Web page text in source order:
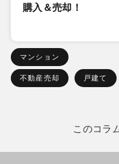
購入＆売却！
マンション
不動産売却 戸建て
このコラ